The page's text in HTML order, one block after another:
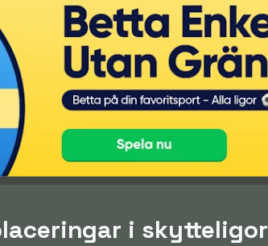
i skytteligor